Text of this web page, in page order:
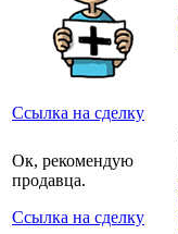
Ссылка на сделку
Ок, рекомендую
продавца.
Ссылка на сделку